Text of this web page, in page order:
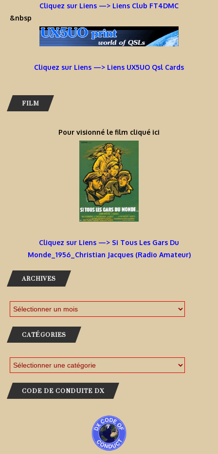
Cliquez sur Liens —> Liens Club FT4DMC
&nbsp
Cliquez sur Liens —> Liens UX5UO Qsl Cards
FILM
Pour visionné le film cliqué ici
Cliquez sur Liens —> Si Tous Les Gars Du
Monde_1956_Christian Jacques (Radio Amateur)
ARCHIVES
CATÉGORIES
CODE DE CONDUITE DX